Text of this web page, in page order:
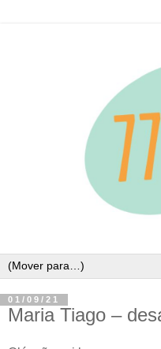
01/09/21
Maria Tiago –